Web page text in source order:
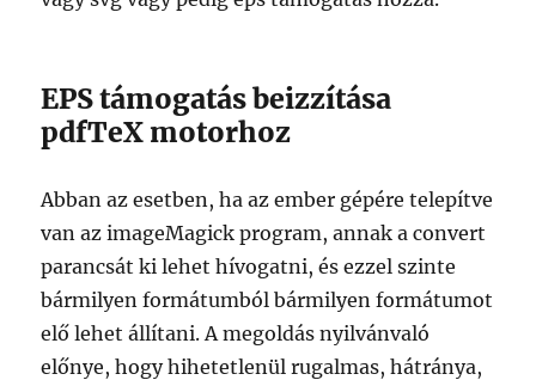
EPS támogatás beizzítása
pdfTeX motorhoz
Abban az esetben, ha az ember gépére telepítve
van az imageMagick program, annak a convert
parancsát ki lehet hívogatni, és ezzel szinte
bármilyen formátumból bármilyen formátumot
elő lehet állítani. A megoldás nyilvánvaló
előnye, hogy hihetetlenül rugalmas, hátránya,